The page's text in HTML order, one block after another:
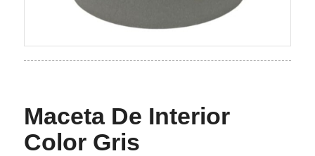
Maceta De Interior
Color Gris